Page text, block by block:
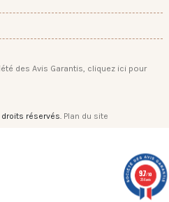
des Avis Garantis, cliquez ici pour
réservés. Plan du site
9.7/10
256 avis